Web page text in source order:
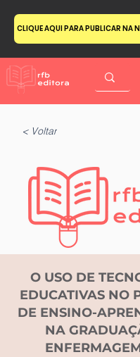
CLIQUE AQUI PARA PUBLICAR NA
< Voltar
O USO DE
EDUCATIVAS NO
DE ENSINO-
NA